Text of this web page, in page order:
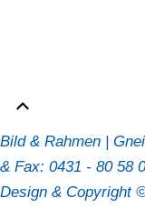
Bild & Rahmen |
& Fax: 0431 - 80 58
Design & Copyright